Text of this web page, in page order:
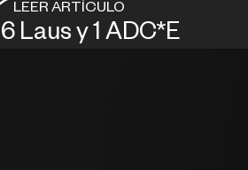
LEER ARTÍCULO
Laus y 1 ADC*E